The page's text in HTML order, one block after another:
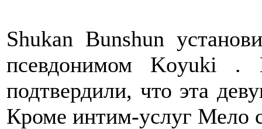
Shukan Bunshun
псевдонимом Koyuki .
подтвердили, что эта
Кроме интим-услуг Мело